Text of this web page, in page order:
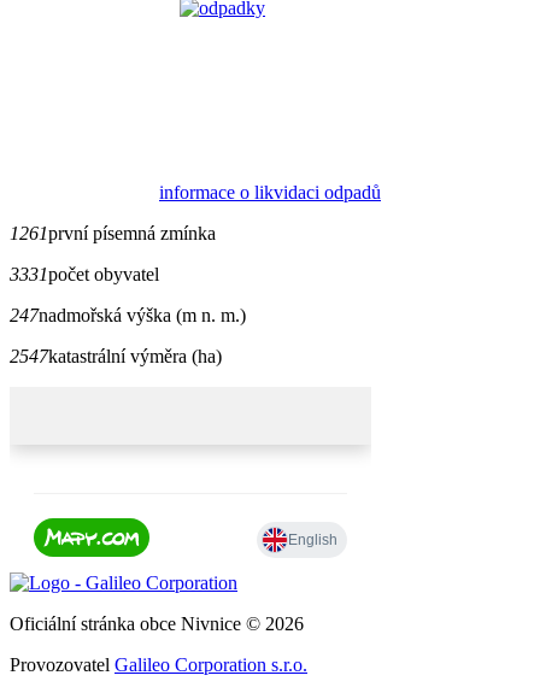
informace o likvidaci odpadů
1261první písemná zmínka
3331počet obyvatel
247nadmořská výška (m n. m.)
2547katastrální výměra (ha)
Oficiální stránka obce Nivnice © 2026
Provozovatel Galileo Corporation s.r.o.